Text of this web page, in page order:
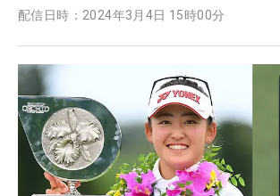
配信日時： 2024年3月4日 15時00分